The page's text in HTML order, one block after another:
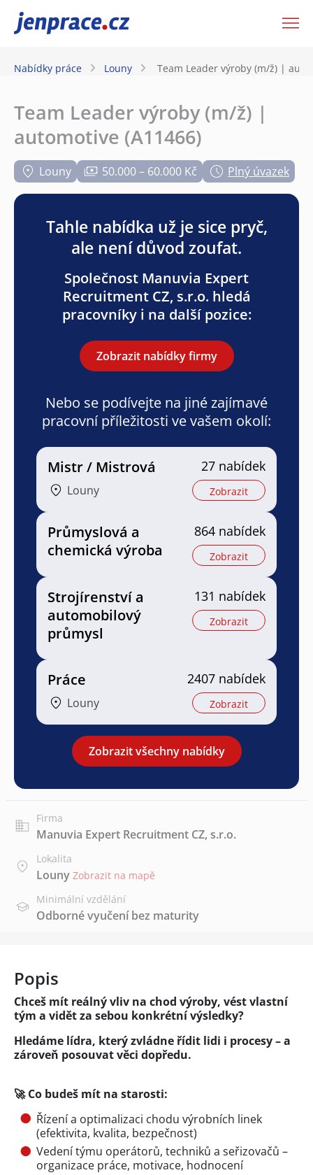
JenPráce.cz
Nabídky práce Louny Team Leader výroby (m/ž) |
Team Leader výroby (m/ž) |
automotive (A11466)
Louny 50.000 – 60.000 Kč Plný úvazek
Tahle nabídka už je sice pryč,
ale není důvod zoufat.
Společnost Manuvia Expert
Recruitment CZ, s.r.o. hledá
pracovníky i na další pozice:
Zobrazit nabídky firmy
Nebo se podívejte na jiné zajímavé
pracovní příležitosti ve vašem okolí:
Mistr / Mistrová
Louny
27 nabídek
Zobrazit
Průmyslová a
chemická výroba
864 nabídek
Zobrazit
Strojírenství a
automobilový
průmysl
131 nabídek
Zobrazit
Práce
Louny
2407 nabídek
Zobrazit
Zobrazit všechny nabídky
Firma
Manuvia Expert Recruitment CZ, s.r.o.
Lokalita
Louny Zobrazit na mapě
Minimální vzdělání
Odborné vyučení bez maturity
Popis
Chceš mít reálný vliv na chod výroby, vést vlastní
tým a vidět za sebou konkrétní výsledky?
Hledáme lídra, který zvládne řídit lidi i procesy – a
zároveň posouvat věci dopředu.
🚀 Co budeš mít na starosti:
Řízení a optimalizaci chodu výrobních linek
(efektivita, kvalita, bezpečnost)
Vedení týmu operátorů, techniků a seřizovačů –
organizace práce, motivace, hodnocení